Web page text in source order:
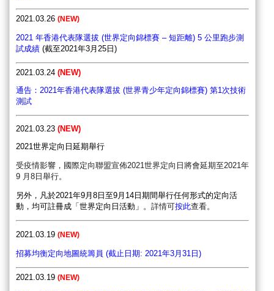
2021.03.26 (NEW)
2021 年香港代表隊選拔 (世界定向錦標賽 – 短距離) 5 公里跑步測
試成績 (截至2021年3月25日)
2021.03.24 (NEW)
通告：2021年香港代表隊選拔 (世界青少年定向錦標賽) 第1次技術
測試
2021.03.23 (NEW)
2021世界定向日延期舉行
受疫情影響，國際定向聯盟宣佈2021世界定向日將會延期至2021年
9 月8日舉行。
另外，凡於2021年9月8日至9月14日期間舉行任何形式的定向活
動，均可註冊成「世界定向日活動」 。 詳情可按此查看。
2021.03.19 (NEW)
招募均衡定向地圖統籌員 (截止日期: 2021年3月31日)
2021.03.19 (NEW)